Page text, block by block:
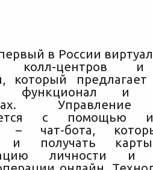
в России
колл-центров
который
функционал и
с помощью
– чат-бота,
и получать
личности и